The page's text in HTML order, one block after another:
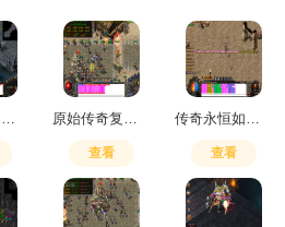
查看 查看